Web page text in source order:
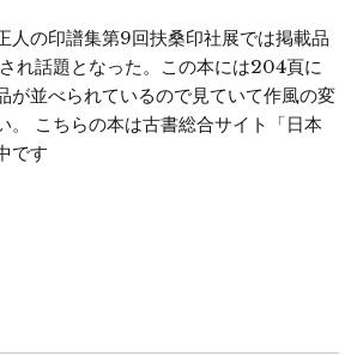
人の印譜集第9回扶桑印社展では掲載品
れ話題となった。この本には204頁に
が並べられているので見ていて作風の変
。 こちらの本は古書総合サイト「日本
です